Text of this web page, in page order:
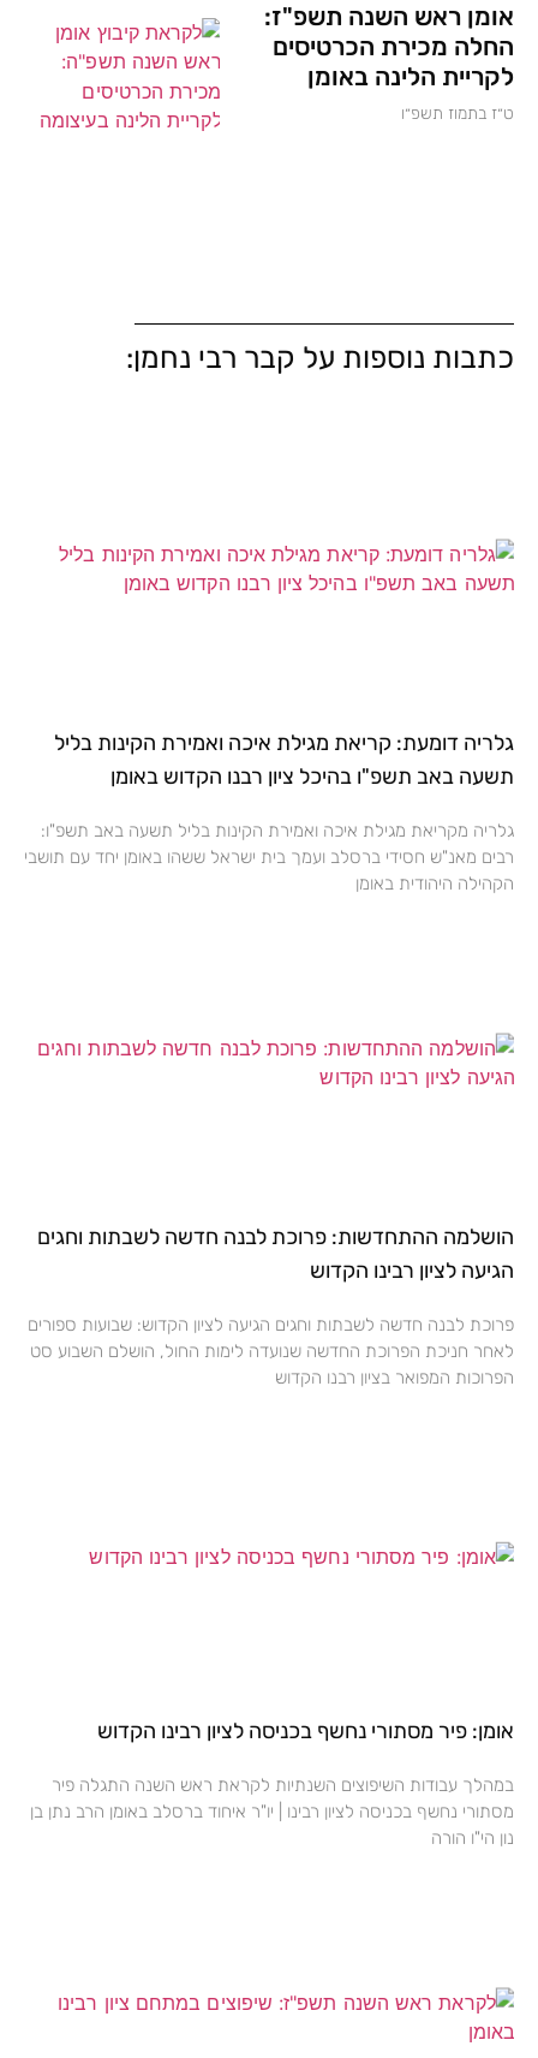
אומן ראש השנה תשפ"ז:
החלה מכירת הכרטיסים
לקריית הלינה באומן
ט״ז בתמוז תשפ״ו
כתבות נוספות על קבר רבי נחמן:
גלריה דומעת: קריאת מגילת איכה ואמירת הקינות בליל
תשעה באב תשפ"ו בהיכל ציון רבנו הקדוש באומן
גלריה מקריאת מגילת איכה ואמירת הקינות בליל תשעה באב תשפ"ו:
רבים מאנ"ש חסידי ברסלב ועמך בית ישראל ששהו באומן יחד עם תושבי
הקהילה היהודית באומן
הושלמה ההתחדשות: פרוכת לבנה חדשה לשבתות וחגים
הגיעה לציון רבינו הקדוש
פרוכת לבנה חדשה לשבתות וחגים הגיעה לציון הקדוש: שבועות ספורים
לאחר חניכת הפרוכת החדשה שנועדה לימות החול, הושלם השבוע סט
הפרוכות המפואר בציון רבנו הקדוש
אומן: פיר מסתורי נחשף בכניסה לציון רבינו הקדוש
במהלך עבודות השיפוצים השנתיות לקראת ראש השנה התגלה פיר
מסתורי נחשף בכניסה לציון רבינו | יו"ר איחוד ברסלב באומן הרב נתן בן
נון הי"ו הורה